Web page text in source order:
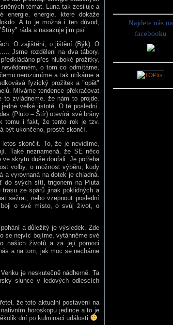
témat. Luna tak zesiluje a
energie, energie, které dokáže
A to je možná i ten důvod,
ráda a nasazuje jim psí
O zajištění, o jištění (Býk). O
Jsme rozděleni na dva tábory.
přes hluboké prožitky,
o tom co odmítáme,
nerozumíme a tak utíkáme a
fyzický prožitek a "opět"
Míváme tendence překračovat
zvládneme, že nám to projde.
velké jistotě. O té poslední.
(Pluto – Štír) otevírá své brány
tomu i fakt, že tento rok je tzv.
být ukončeno, prostě skončí.
skončit. To, že je nevidíme,
Také neznamená, že SE něco
skrytu duše doufali. Je potřeba
volby, o možnost výběru, kudy
vyrovnaná na dotek je chladná.
do svých sítí, trigonem na Pluta
ze spárů jinak poklidných a
sežrat, nebo vzepnout poslední
o své místo, o svůj život, o
a důležitý je výsledek. Zde
se nejvíc bojíme, vytáhněme své
našich životů a za její pomoci
a na tom, jak moc se necháme
je neskutečně nádherně. Ta
slunce v ledových odlescích
že toto aktuální postavení na
horoskopu jedince a to je
dní po kulminaci události
Najdete nás na
facebooku